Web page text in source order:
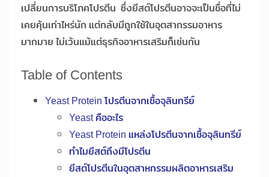
เปลี่ยนการบริโภคโปรตีน ซึ่งยีสต์โปรตีนอาจจะเป็นชื่อที่ไม่
เคยคุ้นเท่าไหร่นัก แต่กลับมีถูกใช้ในอุตสากรรมอาหาร
มากมาย ไม่เว้นแม้แต่ธุรกิจอาหารเสริมก็เช่นกัน
Table of Contents
Yeast Protein โปรตีนจากเชื้อจุลินทรีย์
Yeast คืออะไร
Yeast Protein แหล่งโปรตีนจากเชื้อจุลินทรีย์
ทำไมยีสต์ถึงมีโปรตีน
ยีสต์โปรตีนในอุตสาหกรรมผลิตอาหารเสริม